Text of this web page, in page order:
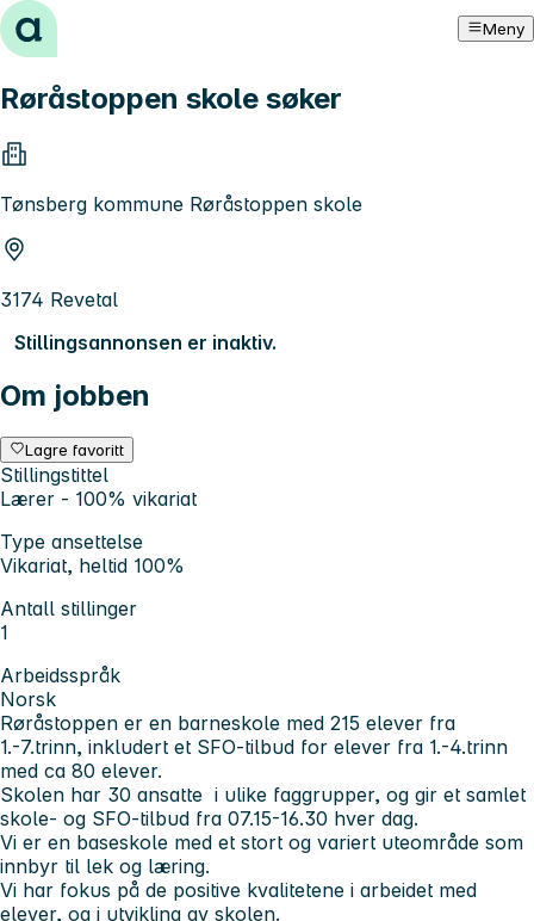
Hopp til innhold Meny
Røråstoppen skole søker
Tønsberg kommune Røråstoppen skole
3174 Revetal
Stillingsannonsen er inaktiv.
Om jobben
Lagre favoritt
Stillingstittel
Lærer - 100% vikariat
Type ansettelse
Vikariat, heltid 100%
Antall stillinger
1
Arbeidsspråk
Norsk
Røråstoppen er en barneskole med 215 elever fra
1.-7.trinn, inkludert et SFO-tilbud for elever fra 1.-4.trinn
med ca 80 elever.
Skolen har 30 ansatte i ulike faggrupper, og gir et samlet
skole- og SFO-tilbud fra 07.15-16.30 hver dag.
Vi er en baseskole med et stort og variert uteområde som
innbyr til lek og læring.
Vi har fokus på de positive kvalitetene i arbeidet med
elever, og i utvikling av skolen.